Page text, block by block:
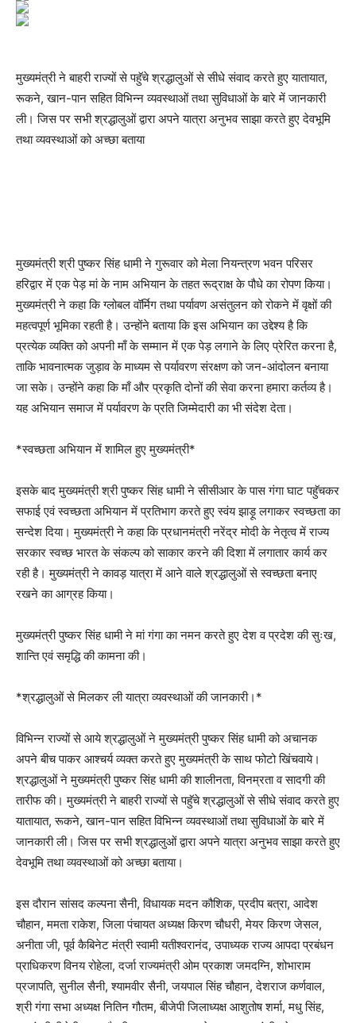
मुख्यमंत्री ने बाहरी राज्यों से पहुॅचे श्रद्धालुओं से सीधे संवाद करते हुए यातायात,
रूकने, खान-पान सहित विभिन्न व्यवस्थाओं तथा सुविधाओं के बारे में जानकारी
ली। जिस पर सभी श्रद्धालुओं द्वारा अपने यात्रा अनुभव साझा करते हुए देवभूमि
तथा व्यवस्थाओं को अच्छा बताया
मुख्यमंत्री श्री पुष्कर सिंह धामी ने गुरूवार को मेला नियन्त्रण भवन परिसर
हरिद्वार में एक पेड़ मां के नाम अभियान के तहत रूद्राक्ष के पौधे का रोपण किया।
मुख्यमंत्री ने कहा कि ग्लोबल वॉर्मिग तथा पर्यावण असंतुलन को रोकने में वृक्षों की
महत्वपूर्ण भूमिका रहती है। उन्होंने बताया कि इस अभियान का उद्देश्य है कि
प्रत्येक व्यक्ति को अपनी माँ के सम्मान में एक पेड़ लगाने के लिए प्रेरित करना है,
ताकि भावनात्मक जुड़ाव के माध्यम से पर्यावरण संरक्षण को जन-आंदोलन बनाया
जा सके। उन्होंने कहा कि माँ और प्रकृति दोनों की सेवा करना हमारा कर्तव्य है।
यह अभियान समाज में पर्यावरण के प्रति जिम्मेदारी का भी संदेश देता।
*स्वच्छता अभियान में शामिल हुए मुख्यमंत्री*
इसके बाद मुख्यमंत्री श्री पुष्कर सिंह धामी ने सीसीआर के पास गंगा घाट पहुॅचकर
सफाई एवं स्वच्छता अभियान में प्रतिभाग करते हुए स्वंय झाड़ू लगाकर स्वच्छता का
सन्देश दिया। मुख्यमंत्री ने कहा कि प्रधानमंत्री नरेंद्र मोदी के नेतृत्व में राज्य
सरकार स्वच्छ भारत के संकल्प को साकार करने की दिशा में लगातार कार्य कर
रही है। मुख्यमंत्री ने कावड़ यात्रा में आने वाले श्रद्धालुओं से स्वच्छता बनाए
रखने का आग्रह किया।
मुख्यमंत्री पुष्कर सिंह धामी ने मां गंगा का नमन करते हुए देश व प्रदेश की सुःख,
शान्ति एवं समृद्धि की कामना की।
*श्रद्धालुओं से मिलकर ली यात्रा व्यवस्थाओं की जानकारी।*
विभिन्न राज्यों से आये श्रद्धालुओं ने मुख्यमंत्री पुष्कर सिंह धामी को अचानक
अपने बीच पाकर आश्चर्य व्यक्त करते हुए मुख्यमंत्री के साथ फोटो खिंचवाये।
श्रद्धालुओं ने मुख्यमंत्री पुष्कर सिंह धामी की शालीनता, विनम्रता व सादगी की
तारीफ की। मुख्यमंत्री ने बाहरी राज्यों से पहुॅचे श्रद्धालुओं से सीधे संवाद करते हुए
यातायात, रूकने, खान-पान सहित विभिन्न व्यवस्थाओं तथा सुविधाओं के बारे में
जानकारी ली। जिस पर सभी श्रद्धालुओं द्वारा अपने यात्रा अनुभव साझा करते हुए
देवभूमि तथा व्यवस्थाओं को अच्छा बताया।
इस दौरान सांसद कल्पना सैनी, विधायक मदन कौशिक, प्रदीप बत्रा, आदेश
चौहान, ममता राकेश, जिला पंचायत अध्यक्ष किरण चौधरी, मेयर किरण जेसल,
अनीता जी, पूर्व कैबिनेट मंत्री स्वामी यतीश्वरानंद, उपाध्यक राज्य आपदा प्रबंधन
प्राधिकरण विनय रोहेला, दर्जा राज्यमंत्री ओम प्रकाश जमदग्नि, शोभाराम
प्रजापति, सुनील सैनी, श्यामवीर सैनी, जयपाल सिंह चौहान, देशराज कर्णवाल,
श्री गंगा सभा अध्यक्ष नितिन गौतम, बीजेपी जिलाध्यक्ष आशुतोष शर्मा, मधु सिंह,